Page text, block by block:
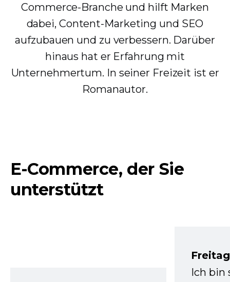
Commerce-Branche und hilft Marken
dabei, Content-Marketing und SEO
aufzubauen und zu verbessern. Darüber
hinaus hat er Erfahrung mit
Unternehmertum. In seiner Freizeit ist er
Romanautor.
E-Commerce, der Sie
unterstützt
Ich bin